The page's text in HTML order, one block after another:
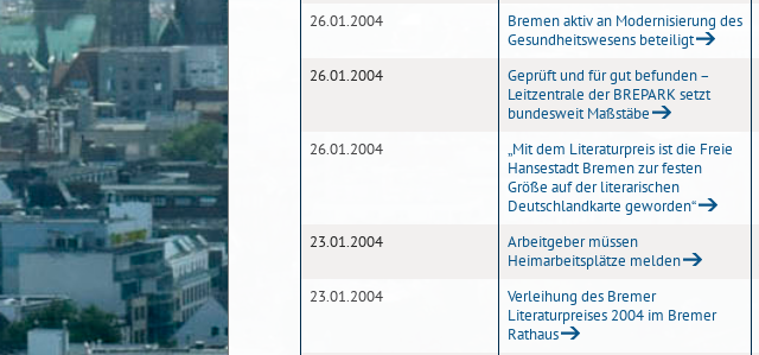
26.01.2004
Bremen aktiv an Modernisierung des
Gesundheitswesens beteiligt
26.01.2004
Geprüft und für gut befunden –
Leitzentrale der BREPARK setzt
bundesweit Maßstäbe
26.01.2004
„Mit dem Literaturpreis ist die Freie
Hansestadt Bremen zur festen
Größe auf der literarischen
Deutschlandkarte geworden“
23.01.2004
Arbeitgeber müssen
Heimarbeitsplätze melden
23.01.2004
Verleihung des Bremer
Literaturpreises 2004 im Bremer
Rathaus